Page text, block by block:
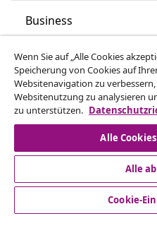
Business
vidaXL
Mehr entdecken
© 2008-2026 vidaXL -
Wenn Sie auf „Alle Cookies
Speicherung von Cookies auf
Websitenavigation zu
Websitenutzung zu analysieren
zu unterstützen.
Alle
Alle
Cookie-